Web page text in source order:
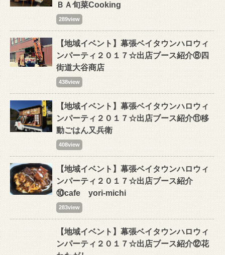
ＢＡ旬菜Cooking
289view
【地域イベント】幕張ベイタウンハロウィ
ンパーティ２０１７☆出店ブース紹介⑧四
街道大谷商店
438view
【地域イベント】幕張ベイタウンハロウィ
ンパーティ２０１７☆出店ブース紹介⑪移
動ごはん又兵衛
408view
【地域イベント】幕張ベイタウンハロウィ
ンパーティ２０１７☆出店ブース紹介
⑩cafe yori-michi
283view
【地域イベント】幕張ベイタウンハロウィ
ンパーティ２０１７☆出店ブース紹介⑫花